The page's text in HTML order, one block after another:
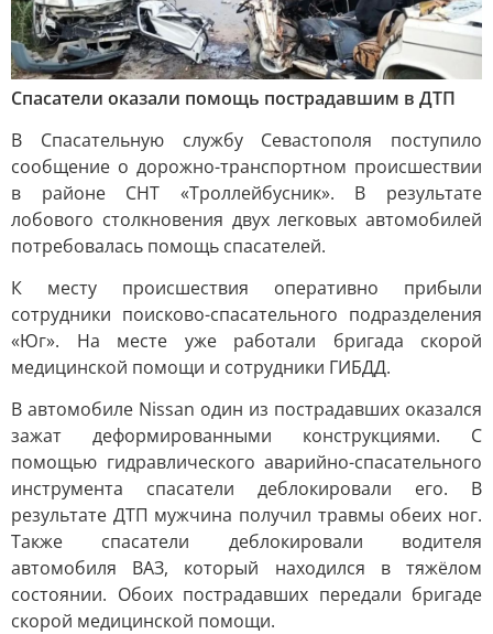
Спасатели оказали помощь пострадавшим в ДТП
В Спасательную службу Севастополя поступило
сообщение о дорожно-транспортном происшествии
в районе СНТ «Троллейбусник». В результате
лобового столкновения двух легковых автомобилей
потребовалась помощь спасателей.
К месту происшествия оперативно прибыли
сотрудники поисково-спасательного подразделения
«Юг». На месте уже работали бригада скорой
медицинской помощи и сотрудники ГИБДД.
В автомобиле Nissan один из пострадавших оказался
зажат деформированными конструкциями. С
помощью гидравлического аварийно-спасательного
инструмента спасатели деблокировали его. В
результате ДТП мужчина получил травмы обеих ног.
Также спасатели деблокировали водителя
автомобиля ВАЗ, который находился в тяжёлом
состоянии. Обоих пострадавших передали бригаде
скорой медицинской помощи.